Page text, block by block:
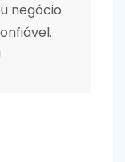
negócio